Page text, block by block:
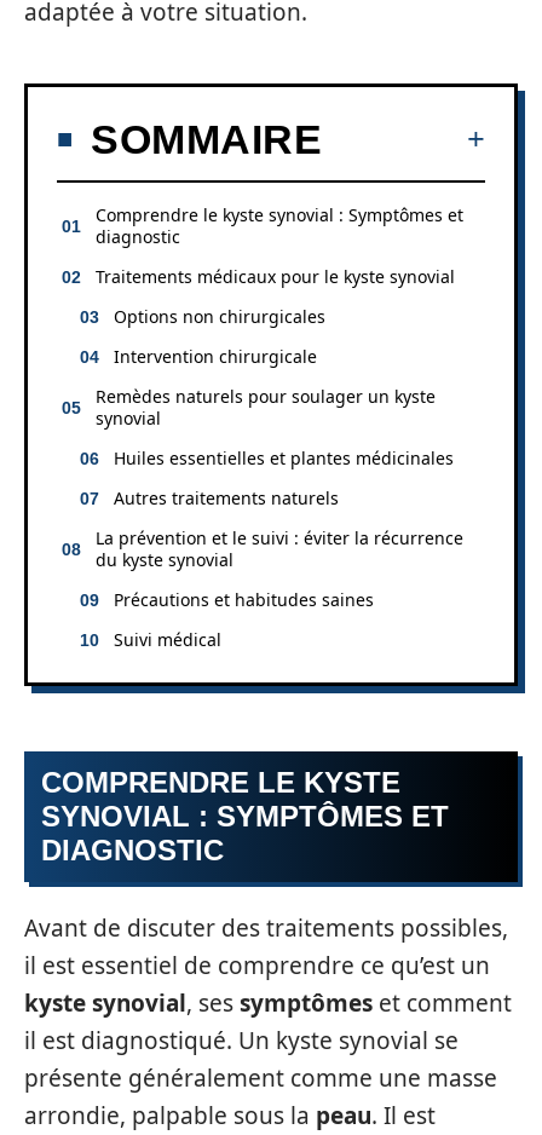
adaptée à votre situation.
SOMMAIRE
Comprendre le kyste synovial : Symptômes et
diagnostic
Traitements médicaux pour le kyste synovial
Options non chirurgicales
Intervention chirurgicale
Remèdes naturels pour soulager un kyste
synovial
Huiles essentielles et plantes médicinales
Autres traitements naturels
La prévention et le suivi : éviter la récurrence
du kyste synovial
Précautions et habitudes saines
Suivi médical
COMPRENDRE LE KYSTE
SYNOVIAL : SYMPTÔMES ET
DIAGNOSTIC
Avant de discuter des traitements possibles,
il est essentiel de comprendre ce qu’est un
kyste synovial, sessymptômes et comment
il est diagnostiqué. Un kyste synovial se
présente généralement comme une masse
arrondie, palpable sous la peau. Il est